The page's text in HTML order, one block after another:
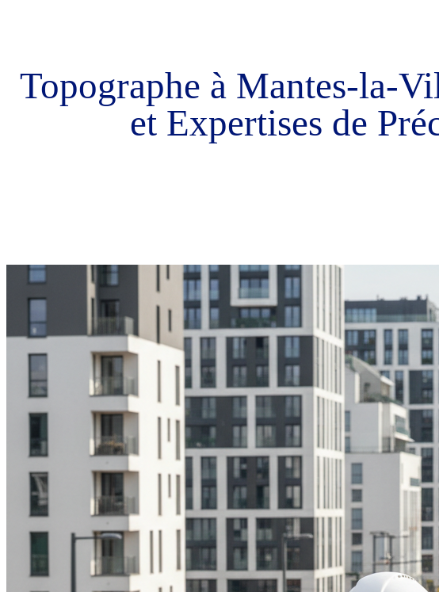
Topographe à Mantes-la-
et Expertises de